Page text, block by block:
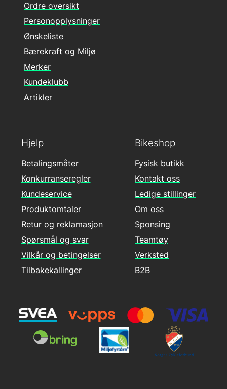
Hjelp
Betalingsmåter
Konkurranseregler
Kundeservice
Produktomtaler
Retur og reklamasjon
Spørsmål og svar
Vilkår og betingelser
Tilbakekallinger
Ordre oversikt
Personopplysninger
Ønskeliste
Bærekraft og Miljø
Merker
Kundeklubb
Artikler
Bikeshop
Fysisk butikk
Kontakt oss
Ledige stillinger
Om oss
Sponsing
Teamtøy
Verksted
B2B